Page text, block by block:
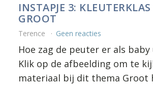
INSTAPJE 3:
GROOT
Terence Geen reacties
Hoe zag de peuter er als baby
Klik op de afbeelding om te
materiaal bij dit thema Groot